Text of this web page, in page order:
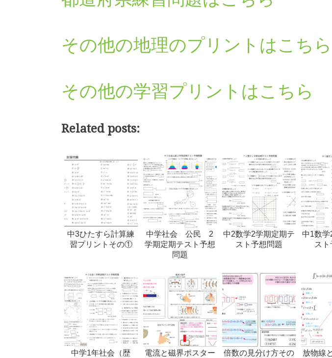
その他の地理のプリントはこちら
その他の学習プリントはこちら
Related posts:
中3ひたすら計算練
習プリントその①
中学社会 公民 2
学期定期テスト予想
問題
中2数学2学期定期テ
スト予想問題
中1数
スト
中学1年社会（歴
電流と磁界ポスター
倍数の見分け方その
放物線